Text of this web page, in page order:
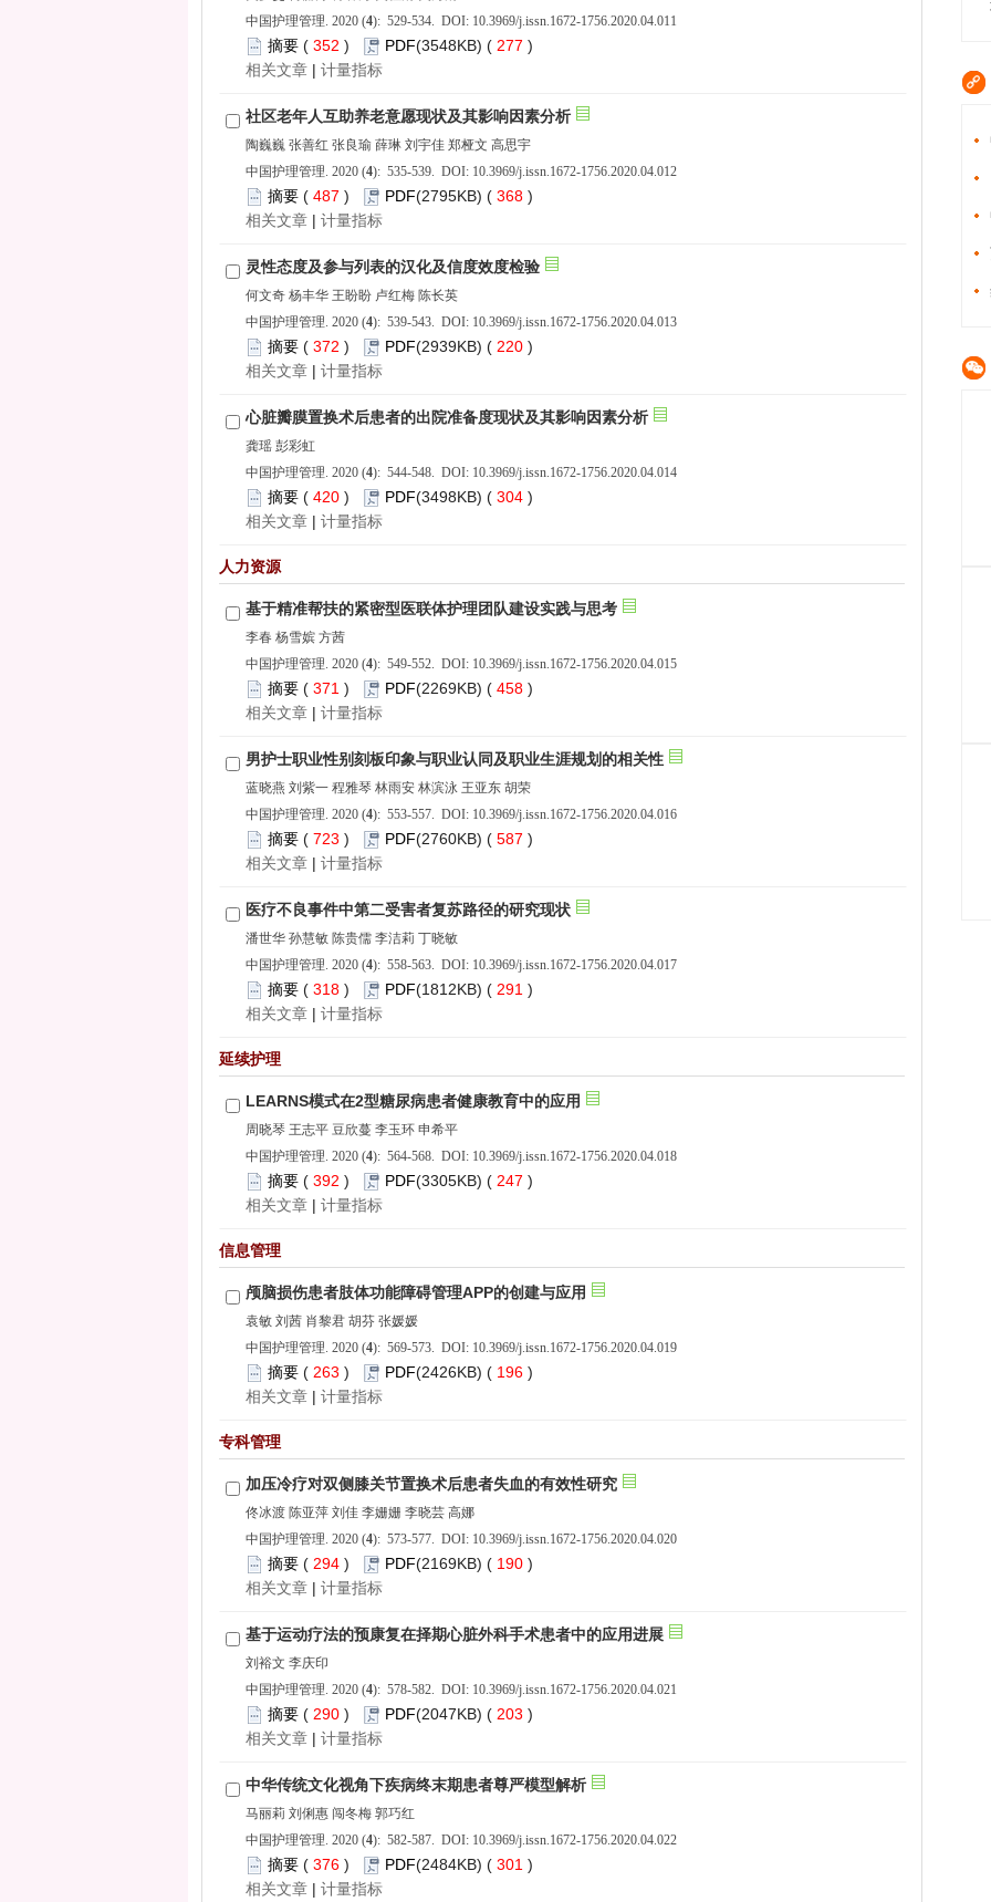
): 529-534. DOI: 10.3969/j.issn.1672-1756.2020.04.011
352 ) 277 )
|
): 535-539. DOI: 10.3969/j.issn.1672-1756.2020.04.012
487 ) 368 )
|
): 539-543. DOI: 10.3969/j.issn.1672-1756.2020.04.013
372 ) 220 )
|
): 544-548. DOI: 10.3969/j.issn.1672-1756.2020.04.014
420 ) 304 )
|
): 549-552. DOI: 10.3969/j.issn.1672-1756.2020.04.015
371 ) 458 )
|
): 553-557. DOI: 10.3969/j.issn.1672-1756.2020.04.016
723 ) 587 )
|
): 558-563. DOI: 10.3969/j.issn.1672-1756.2020.04.017
318 ) 291 )
|
): 564-568. DOI: 10.3969/j.issn.1672-1756.2020.04.018
392 ) 247 )
|
): 569-573. DOI: 10.3969/j.issn.1672-1756.2020.04.019
263 ) 196 )
|
): 573-577. DOI: 10.3969/j.issn.1672-1756.2020.04.020
294 ) 190 )
|
): 578-582. DOI: 10.3969/j.issn.1672-1756.2020.04.021
290 ) 203 )
|
): 582-587. DOI: 10.3969/j.issn.1672-1756.2020.04.022
376 ) 301 )
|